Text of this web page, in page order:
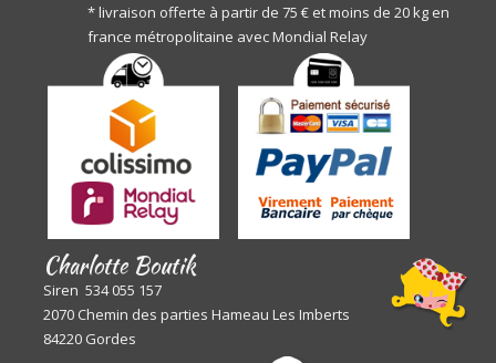
* livraison offerte à partir de 75 € et moins de 20 kg en
france métropolitaine avec Mondial Relay
Charlotte Boutik
Siren 534 055 157
2070 Chemin des parties Hameau Les Imberts
84220 Gordes